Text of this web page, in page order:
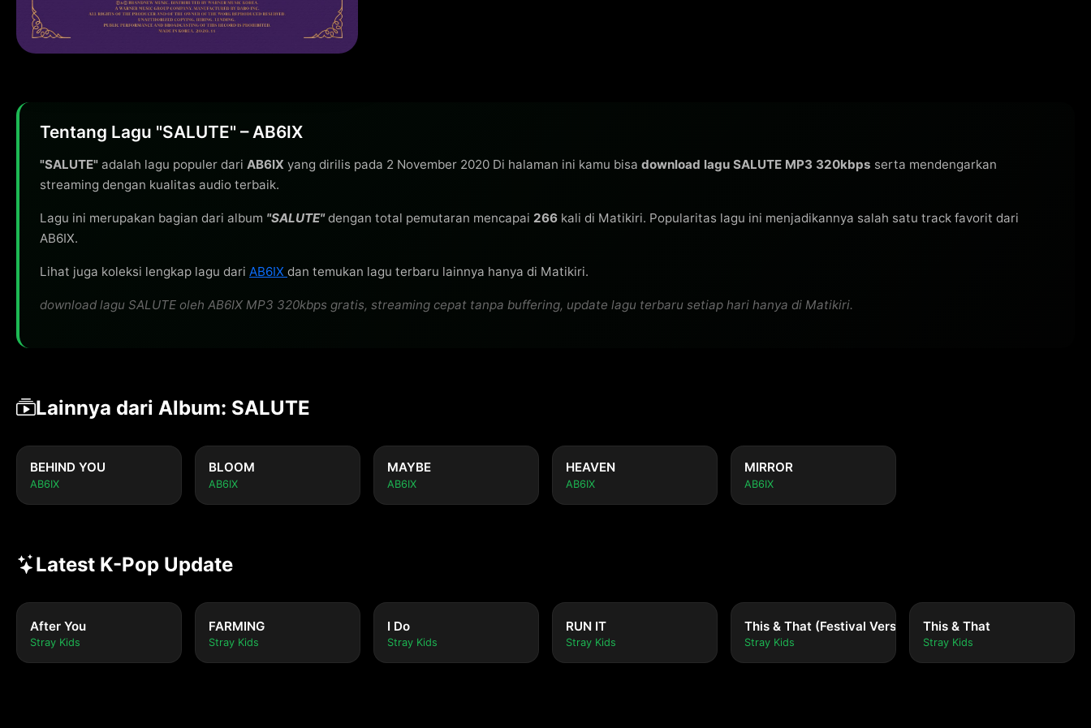
Tentang Lagu "SALUTE" – AB6IX
"SALUTE" adalah lagu populer dari AB6IX yang dirilis pada 2 November 2020 Di halaman ini kamu bisa download lagu SALUTE MP3 320kbps serta mendengarkan
streaming dengan kualitas audio terbaik.
Lagu ini merupakan bagian dari album "SALUTE"dengan total pemutaran mencapai 266 kali di Matikiri. Popularitas lagu ini menjadikannya salah satu track favorit dari
AB6IX.
Lihat juga koleksi lengkap lagu dari AB6IX dan temukan lagu terbaru lainnya hanya di Matikiri.
download lagu SALUTE oleh AB6IX MP3 320kbps gratis, streaming cepat tanpa buffering, update lagu terbaru setiap hari hanya di Matikiri.
Lainnya dari Album: SALUTE
BEHIND YOU
AB6IX
BLOOM
AB6IX
MAYBE
AB6IX
HEAVEN
AB6IX
MIRROR
AB6IX
Latest K-Pop Update
After You
Stray Kids
FARMING
Stray Kids
I Do
Stray Kids
RUN IT
Stray Kids
This & That (Festival Version)
Stray Kids
This & That
Stray Kids